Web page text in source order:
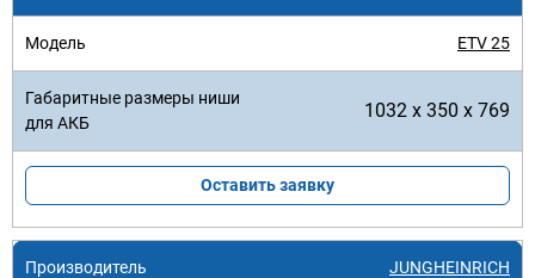
ETV 25
1032 x 350 x 769
Оставить заявку
JUNGHEINRICH